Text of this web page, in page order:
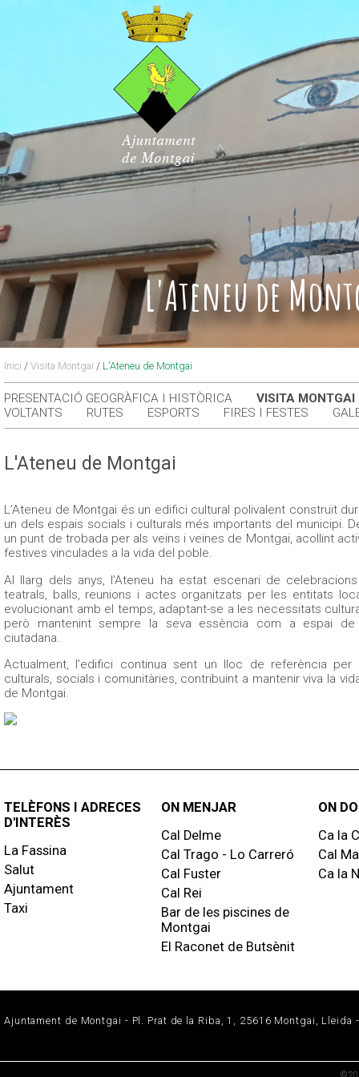
L'Ateneu de
Inici / Visita Montgai / L'Ateneu de Montgai
PRESENTACIÓ GEOGRÀFICA I HISTÒRICA
VISITA MONTGAI
VOLTANTS
RUTES ESPORTS FIRES I FESTES
L'Ateneu de Montgai
L’Ateneu de Montgai és un edifici cultural polivalent construït
un dels espais socials i culturals més importants del municipi.
un punt de trobada per als veïns i veïnes de Montgai, acollint
festives vinculades a la vida del poble.
Al llarg dels anys, l’Ateneu ha estat escenari de
teatrals, balls, reunions i actes organitzats per les entitats
evolucionant amb el temps, adaptant-se a les necessitats
però mantenint sempre la seva essència com a espai de
ciutadana.
Actualment, l’edifici continua sent un lloc de referència per
culturals, socials i comunitàries, contribuint a mantenir viva la
de Montgai.
TELÈFONS I ADRECES
D'INTERÈS
La Fassina
Salut
Ajuntament
Taxi
ON MENJAR
Cal Delme
Cal Trago - Lo Carreró
Cal Fuster
Cal Rei
Bar de les piscines de
Montgai
El Raconet de Butsènit
ON
Ca la
Cal
Ca la
Ajuntament de Montgai - Pl. Prat de la Riba, 1, 25616 Montgai,